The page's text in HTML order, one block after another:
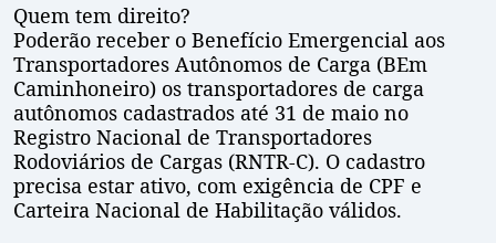
Quem tem direito?
Poderão receber o Benefício Emergencial aos
Transportadores Autônomos de Carga (BEm
Caminhoneiro) os transportadores de carga
autônomos cadastrados até 31 de maio no
Registro Nacional de Transportadores
Rodoviários de Cargas (RNTR-C). O cadastro
precisa estar ativo, com exigência de CPF e
Carteira Nacional de Habilitação válidos.